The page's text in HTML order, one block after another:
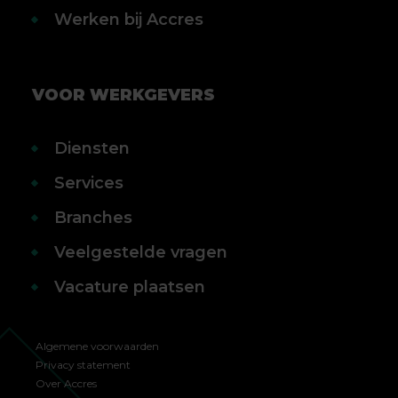
Werken bij Accres
VOOR WERKGEVERS
Diensten
Services
Branches
Veelgestelde vragen
Vacature plaatsen
Algemene voorwaarden
Privacy statement
Over Accres